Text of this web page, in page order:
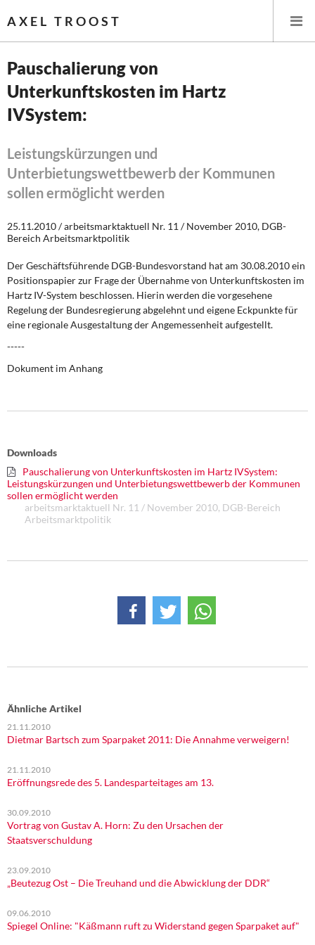
AXEL TROOST
Startseite
Themen
Leitlinien linker Wirtschafts- und Finanzpolitik
Wirtschaftspolitik
Steuer- und Finanzpolitik
Eurokrise und Griechenland
DIE LINKE
Rosa-Luxemburg-Stiftung
Über mich
Kontakt
Pauschalierung von
Unterkunftskosten im Hartz
IVSystem:
Leistungskürzungen und
Unterbietungswettbewerb der Kommunen
sollen ermöglicht werden
25.11.2010 / arbeitsmarktaktuell Nr. 11 / November 2010, DGB-
Bereich Arbeitsmarktpolitik
Der Geschäftsführende DGB-Bundesvorstand hat am 30.08.2010 ein
Positionspapier zur Frage der Übernahme von Unterkunftskosten im
Hartz IV-System beschlossen. Hierin werden die vorgesehene
Regelung der Bundesregierung abgelehnt und eigene Eckpunkte für
eine regionale Ausgestaltung der Angemessenheit aufgestellt.
-----
Dokument im Anhang
Downloads
Pauschalierung von Unterkunftskosten im Hartz IVSystem:
Leistungskürzungen und Unterbietungswettbewerb der Kommunen
sollen ermöglicht werden
arbeitsmarktaktuell Nr. 11 / November 2010, DGB-Bereich
Arbeitsmarktpolitik
Ähnliche Artikel
21.11.2010
Dietmar Bartsch zum Sparpaket 2011: Die Annahme verweigern!
21.11.2010
Eröffnungsrede des 5. Landesparteitages am 13.
30.09.2010
Vortrag von Gustav A. Horn: Zu den Ursachen der
Staatsverschuldung
23.09.2010
„Beutezug Ost – Die Treuhand und die Abwicklung der DDR“
09.06.2010
Spiegel Online: "Käßmann ruft zu Widerstand gegen Sparpaket auf"